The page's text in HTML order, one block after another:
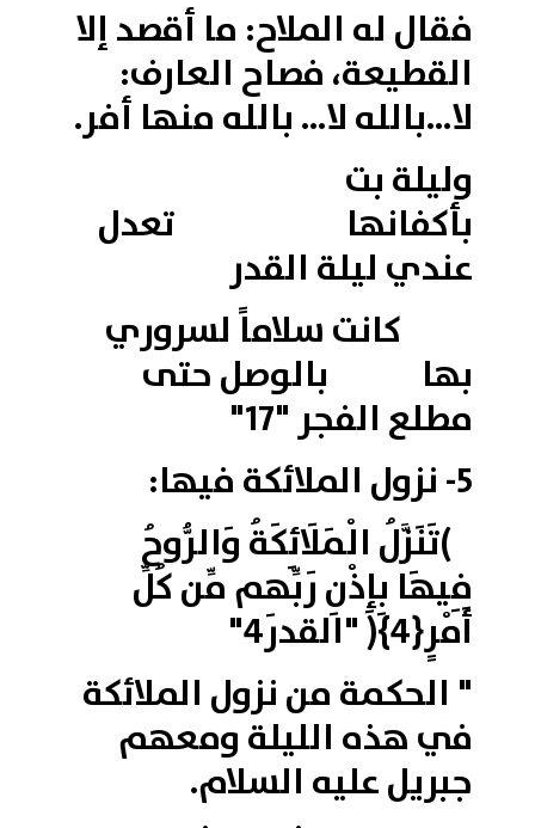
فقال له الملاح: ما أقصد إلا
القطيعة، فصاح العارف:
لا...بالله لا... بالله منها أفر.
وليلة بت
بأكفانها تعدل
عندي ليلة القدر
كانت سلاماً لسروري
بها بالوصل حتى
مطلع الفجر "17"
5- نزول الملائكة فيها:
)تَنَزَّلُ الْمَلَائِكَةُ وَالرُّوحُ
فِيهَا بِإِذْنِ رَبِّهِم مِّن كُلِّ
أَمْرٍ{4}( "القدر4"
" الحكمة من نزول الملائكة
في هذه الليلة ومعهم
جبريل عليه السلام.